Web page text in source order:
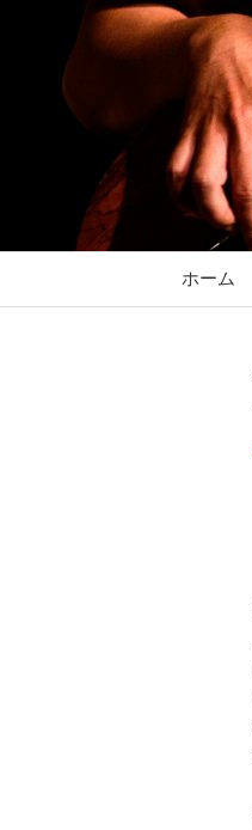
ッ
ホーム